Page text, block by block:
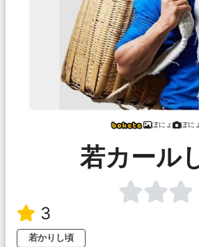
ぽにょ ぽに
若カール
3
若かりし頃